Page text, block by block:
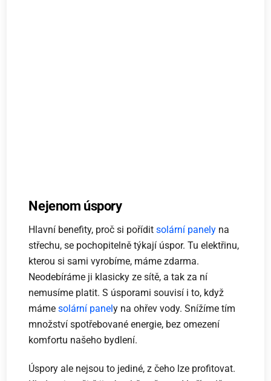
Nejenom úspory
Hlavní benefity, proč si poříditsolární panely na
střechu, se pochopitelně týkají úspor. Tu elektřinu,
kterou si sami vyrobíme, máme zdarma.
Neodebíráme ji klasicky ze sítě, a tak za ní
nemusíme platit. S úsporami souvisí i to, když
mámesolární panely na ohřev vody. Snížíme tím
množství spotřebované energie, bez omezení
komfortu našeho bydlení.
Úspory ale nejsou to jediné, z čeho lze profitovat.